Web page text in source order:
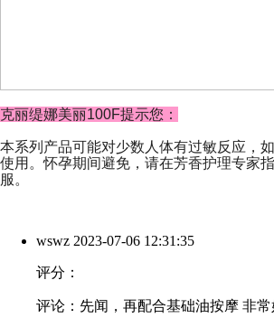
克丽缇娜美丽100F提示您：
本系列产品可能对少数人体有过敏反应，
使用。怀孕期间避免，请在芳香护理专家
服。
wswz 2023-07-06 12:31:35
评分：
评论：先闻，再配合基础油按摩 非常